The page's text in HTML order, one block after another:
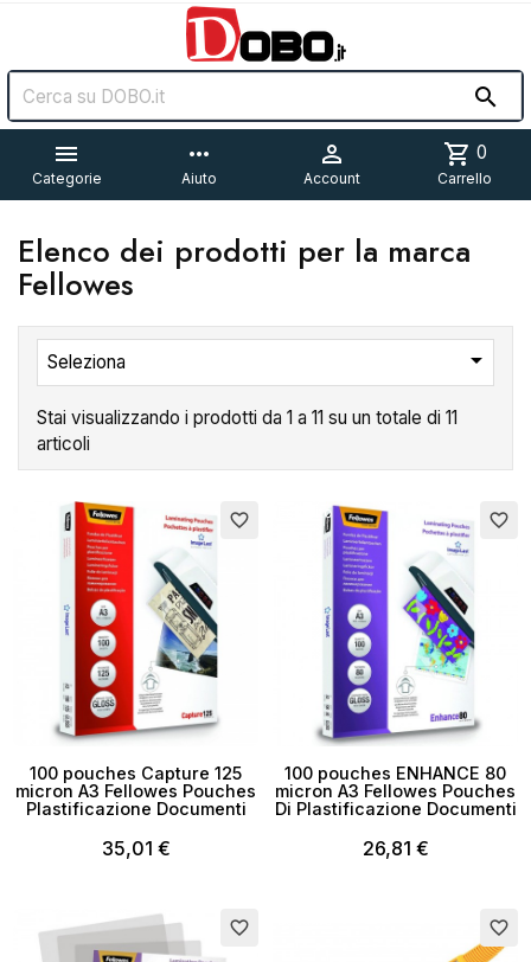


Categorie
more_horiz
Aiuto

Account
shopping_cart 0
Carrello
Elenco dei prodotti per la marca
Fellowes
Seleziona 
Stai visualizzando i prodotti da 1 a 11 su un totale di 11
articoli
favorite_border
100 pouches Capture 125
micron A3 Fellowes Pouches
Plastificazione Documenti
35,01 €
Esaurito favorite_border
100 pouches ENHANCE 80
micron A3 Fellowes Pouches
Di Plastificazione Documenti
26,81 €
favorite_border favorite_border